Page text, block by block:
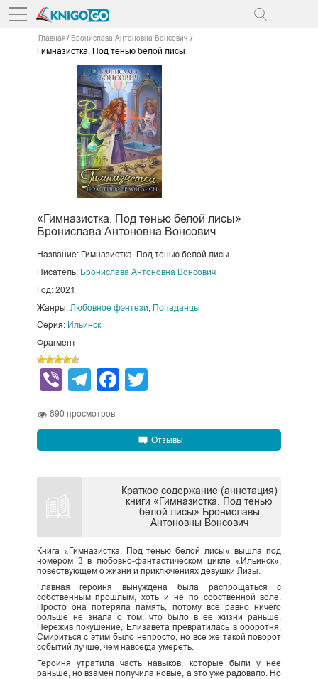
Главная Бронислава Антоновна Вонсович
Гимназистка. Под тенью белой лисы
«Гимназистка. Под тенью белой лисы»
Бронислава Антоновна Вонсович
Название: Гимназистка. Под тенью белой лисы
Писатель: Бронислава Антоновна Вонсович
Год: 2021
Жанры: Любовное фэнтези Попаданцы
Серия: Ильинск
Фрагмент
ViberTelegram
Facebook
890 просмотров
Отзывы
Краткое содержание (аннотация)
книги «Гимназистка. Под тенью
белой лисы» Брониславы
Антоновны Вонсович
Книга «Гимназистка. Под тенью белой лисы» вышла под
номером 3 в любовно-фантастическом цикле «Ильинск»,
повествующем о жизни и приключениях девушки Лизы.
Главная героиня вынуждена была распрощаться с
собственным прошлым, хоть и не по собственной воле.
Просто она потеряла память, потому все равно ничего
больше не знала о том, что было в ее жизни раньше.
Пережив покушение, Елизавета превратилась в оборотня.
Смириться с этим было непросто, но все же такой поворот
событий лучше, чем навсегда умереть.
Героиня утратила часть навыков, которые были у нее
раньше, но взамен получила новые, а это уже радовало. Но